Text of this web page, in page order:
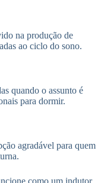
na produção de
ao ciclo do sono.
quando o assunto é
para dormir.
agradável para quem
como um indutor